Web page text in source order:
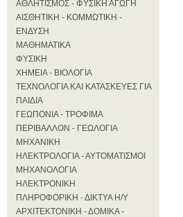
ΑΘΛΗΤΙΣΜΟΣ - ΦΥΣΙΚΗ ΑΓΩΓΗ
ΑΙΣΘΗΤΙΚΗ - ΚΟΜΜΩΤΙΚΗ -
ΕΝΔΥΣΗ
ΜΑΘΗΜΑΤΙΚΑ
ΦΥΣΙΚΗ
ΧΗΜΕΙΑ - ΒΙΟΛΟΓΙΑ
ΤΕΧΝΟΛΟΓΙΑ ΚΑΙ ΚΑΤΑΣΚΕΥΕΣ ΓΙΑ
ΠΑΙΔΙΑ
ΓΕΩΠΟΝΙΑ - ΤΡΟΦΙΜΑ
ΠΕΡΙΒΑΛΛΟΝ - ΓΕΩΛΟΓΙΑ
ΜΗΧΑΝΙΚΗ
ΗΛΕΚΤΡΟΛΟΓΙΑ - ΑΥΤΟΜΑΤΙΣΜΟΙ
ΜΗΧΑΝΟΛΟΓΙΑ
ΗΛΕΚΤΡΟΝΙΚΗ
ΠΛΗΡΟΦΟΡΙΚΗ - ΔΙΚΤΥΑ Η/Υ
ΑΡΧΙΤΕΚΤΟΝΙΚΗ - ΔΟΜΙΚΑ -